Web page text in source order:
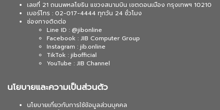
เลขที่ 21 ถนนพหลโยธิน แขวงสนามบิน เขตดอนเมือง กรุงเทพฯ 10210
เบอร์โทร : 02-017-4444 ทุกวัน 24 ชั่วโมง
ช่องทางติดต่อ
Line ID : @jibonline
Facebook : JIB Computer Group
Instagram : jib.online
TikTok : jibofficial
YouTube : JIB Channel
นโยบายและความเป็นส่วนตัว
นโยบายเกี่ยวกับการใช้ข้อมูลส่วนบุคคล